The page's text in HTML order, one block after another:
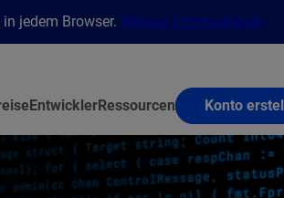
jedem Browser. Weitere Informationen
EntwicklerRessourcen Konto